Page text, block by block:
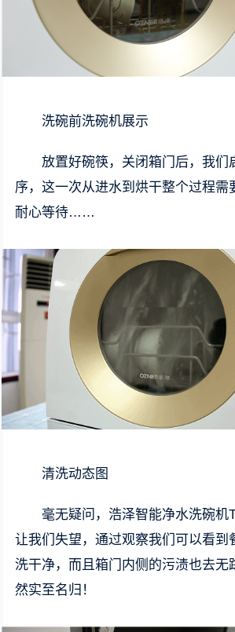
洗碗前洗碗机展示
放置好碗筷，关闭箱门后，我们
序，这一次从进水到烘干整个过程需
耐心等待……
清洗动态图
毫无疑问，浩泽智能净水洗碗机
让我们失望，通过观察我们可以看到
洗干净，而且箱门内侧的污渍也去无
然实至名归！